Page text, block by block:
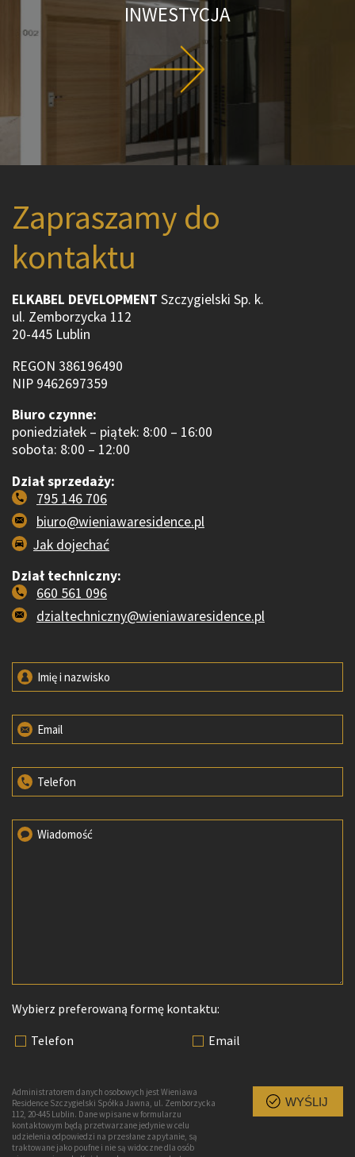
INWESTYCJA
Zapraszamy do
kontaktu
ELKABEL DEVELOPMENT Szczygielski Sp. k.
ul. Zemborzycka 112
20-445 Lublin
REGON 386196490
NIP 9462697359
Biuro czynne:
poniedziałek – piątek: 8:00 – 16:00
sobota: 8:00 – 12:00
Dział sprzedaży:
795 146 706
biuro@wieniawaresidence.pl
Jak dojechać
Dział techniczny:
660 561 096
dzialtechniczny@wieniawaresidence.pl
Imię i nazwisko
Email
Telefon
Wiadomość
Wybierz preferowaną formę kontaktu:
Telefon
Email
Administratorem danych osobowych jest Wieniawa
Residence Szczygielski Spółka Jawna, ul. Zemborzycka
112, 20-445 Lublin. Dane wpisane w formularzu
kontaktowym będą przetwarzane jedynie w celu
udzielenia odpowiedzi na przesłane zapytanie, są
traktowane jako poufne i nie są widoczne dla osób
WYŚLIJ